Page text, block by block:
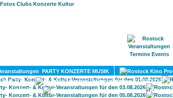
PARTY KONZERTE MUSIK
KULTUR
LITERATUR
DIVERSES
UMLAND